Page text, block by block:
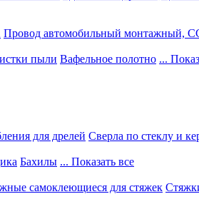
Провод автомобильный монтажный,
пыли Вафельное полотно ...
для дрелей Сверла по стеклу и
Бахилы ... Показать все
самоклеющиеся для стяжек